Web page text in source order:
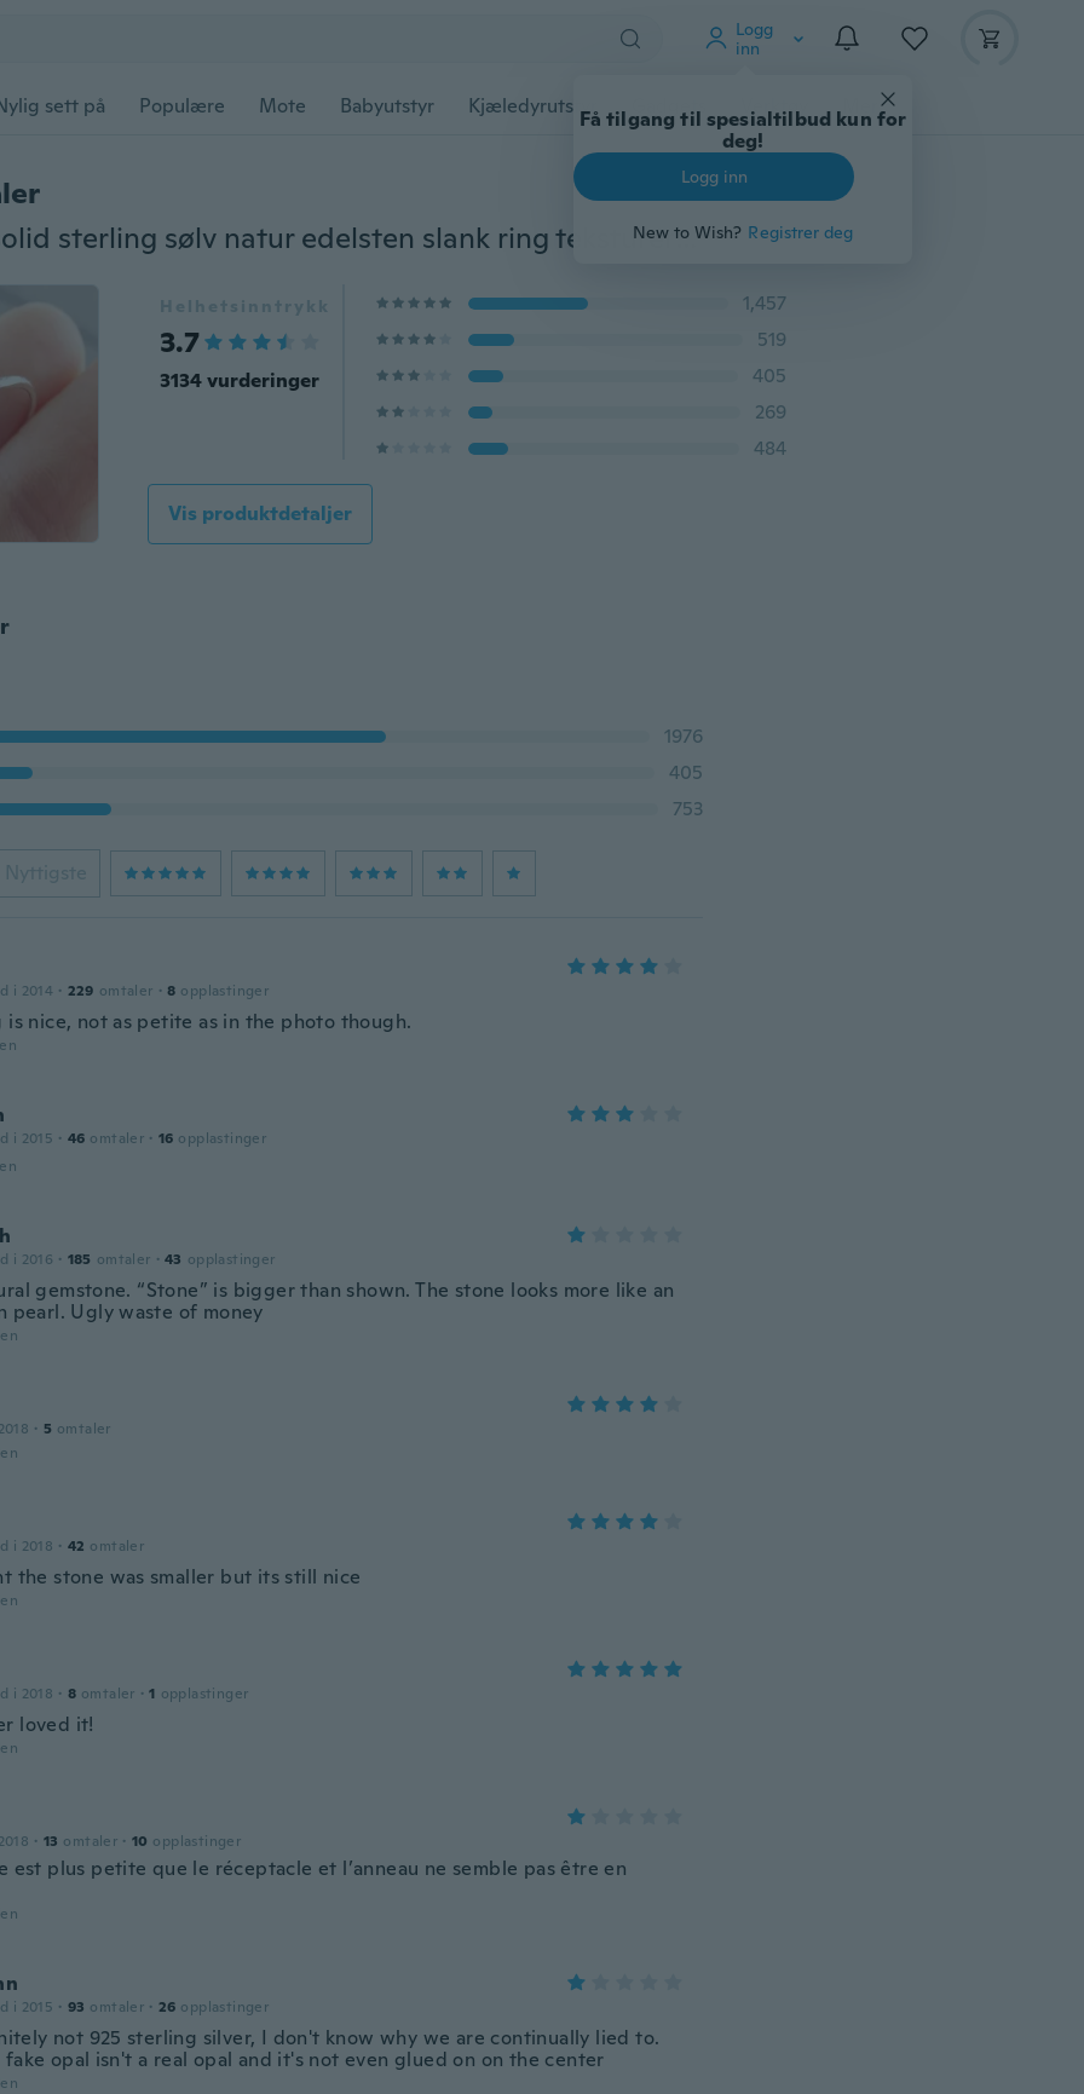
Logg
inn
Få tilgang til spesialtilbud kun for
deg!
Logg inn
New to Wish? Registrer deg
sett på Populære Mote Babyutstyr Kjæledyrutstyr Gadgets Verktøy
Utsøkt 925 solid sterling sølv natur edelsten slank ring teksturert brannopal diamant stabling ringer brud bryllup forlovelse fine smykker størrelse 6 7 8 9 10
Helhetsinntrykk
3.7
3134 vurderinger
1,457
519
405
269
484
Vis produktdetaljer
1976
405
753
Nyttigste
i 2014 · 229 omtaler · 8 opplastinger
is nice, not as petite as in the photo though.
i 2015 · 46 omtaler · 16 opplastinger
i 2016 · 185 omtaler · 43 opplastinger
gemstone. “Stone” is bigger than shown. The stone looks more like an
pearl. Ugly waste of money
· 5 omtaler
i 2018 · 42 omtaler
the stone was smaller but its still nice
i 2018 · 8 omtaler · 1 opplastinger
loved it!
· 13 omtaler · 10 opplastinger
est plus petite que le réceptacle et l’anneau ne semble pas être en
i 2015 · 93 omtaler · 26 opplastinger
not 925 sterling silver, I don't know why we are continually lied to.
opal isn't a real opal and it's not even glued on on the center